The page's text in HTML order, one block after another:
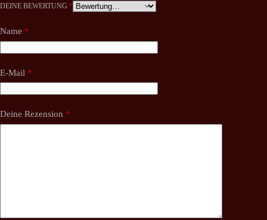
DEINE BEWERTUNG *
Name *
E-Mail *
Deine Rezension *